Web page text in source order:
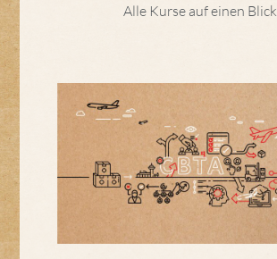
Alle Kurse auf einen Blick